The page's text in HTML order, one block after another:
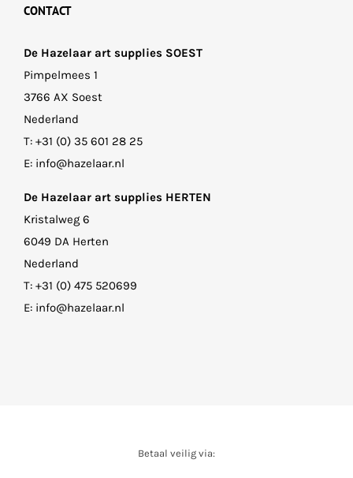
CONTACT
De Hazelaar art supplies SOEST
Pimpelmees 1
3766 AX Soest
Nederland
T: +31 (0) 35 601 28 25
E: info@hazelaar.nl
De Hazelaar art supplies HERTEN
Kristalweg 6
6049 DA Herten
Nederland
T: +31 (0) 475 520699
E: info@hazelaar.nl
Betaal veilig via: